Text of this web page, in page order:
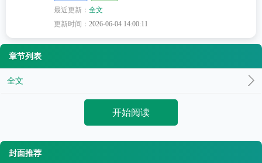
最近更新：全文
更新时间：2026-06-04 14:00:11
章节列表
全文
开始阅读
封面推荐